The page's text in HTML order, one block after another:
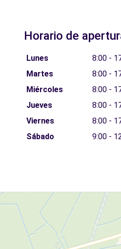
Horario de
Lunes
8:00 -
Martes
8:00 -
Miércoles
8:00 -
Jueves
8:00 -
Viernes
8:00 -
Sábado
9:00 -